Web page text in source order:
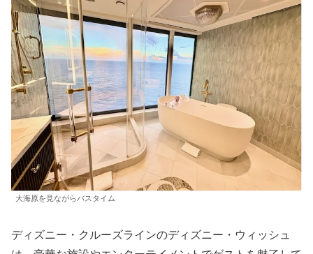
大海原を見ながらバスタイム
ディズニー・クルーズラインのディズニー・ウィッシュ